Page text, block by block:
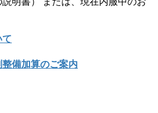
て
備加算のご案内